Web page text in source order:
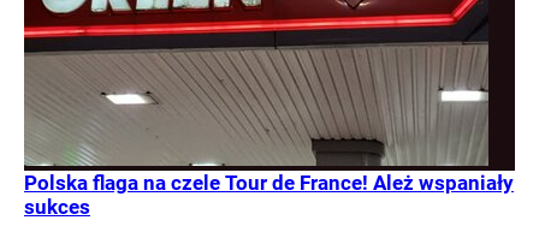
Polska flaga na czele Tour de France! Ależ wspaniały
sukces